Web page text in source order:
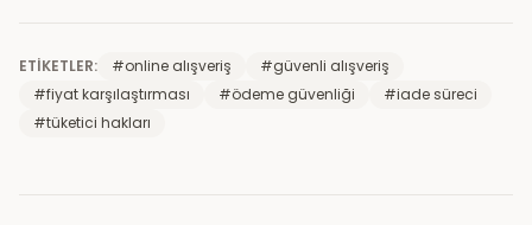
ETIKETLER: #online alışveriş #güvenli alışveriş
#fiyat karşılaştırması #ödeme güvenliği #iade süreci
#tüketici hakları